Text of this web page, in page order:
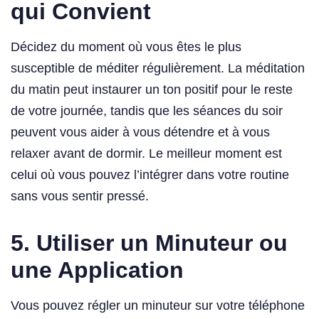
qui Convient
Décidez du moment où vous êtes le plus
susceptible de méditer régulièrement. La méditation
du matin peut instaurer un ton positif pour le reste
de votre journée, tandis que les séances du soir
peuvent vous aider à vous détendre et à vous
relaxer avant de dormir. Le meilleur moment est
celui où vous pouvez l’intégrer dans votre routine
sans vous sentir pressé.
5. Utiliser un Minuteur ou
une Application
Vous pouvez régler un minuteur sur votre téléphone